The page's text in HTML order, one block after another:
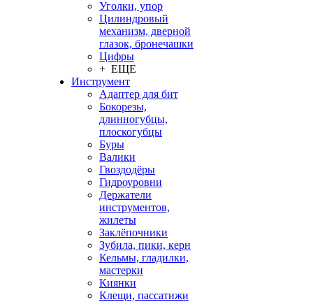
Уголки, упор
Цилиндровый
механизм, дверной
глазок, бронечашки
Цифры
+ ЕЩЕ
Инструмент
Адаптер для бит
Бокорезы,
длинногубцы,
плоскогубцы
Буры
Валики
Гвоздодёры
Гидроуровни
Держатели
инструментов,
жилеты
Заклёпочники
Зубила, пики, керн
Кельмы, гладилки,
мастерки
Киянки
Клещи, пассатижи